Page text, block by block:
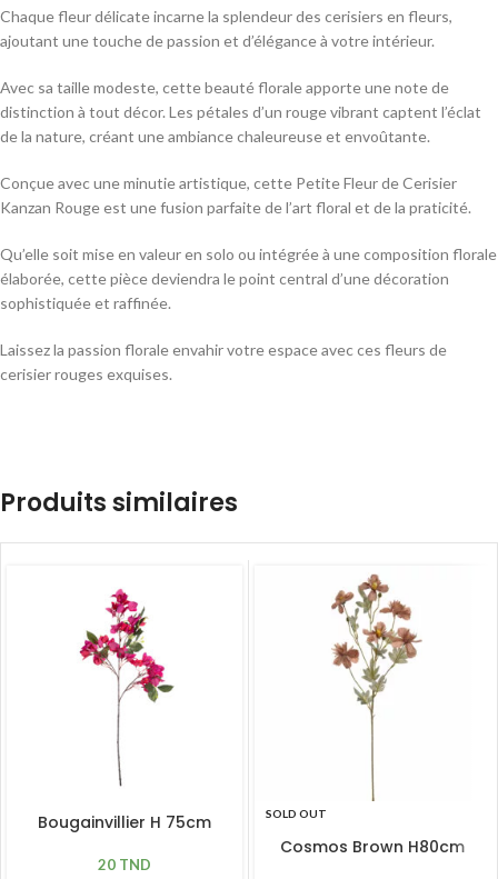
Chaque fleur délicate incarne la splendeur des cerisiers en fleurs,
ajoutant une touche de passion et d’élégance à votre intérieur.
Avec sa taille modeste, cette beauté florale apporte une note de
distinction à tout décor. Les pétales d’un rouge vibrant captent l’éclat
de la nature, créant une ambiance chaleureuse et envoûtante.
Conçue avec une minutie artistique, cette Petite Fleur de Cerisier
Kanzan Rouge est une fusion parfaite de l’art floral et de la praticité.
Qu’elle soit mise en valeur en solo ou intégrée à une composition florale
élaborée, cette pièce deviendra le point central d’une décoration
sophistiquée et raffinée.
Laissez la passion florale envahir votre espace avec ces fleurs de
cerisier rouges exquises.
Produits similaires
Bougainvillier H 75cm
20 TND
SOLD OUT
Cosmos Brown H80cm